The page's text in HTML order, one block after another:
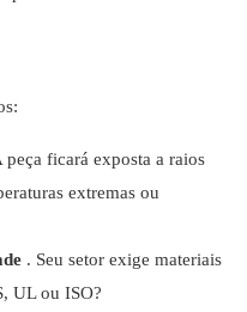
peça ficará exposta a raios
extremas ou
. Seu setor exige materiais
UL ou ISO?